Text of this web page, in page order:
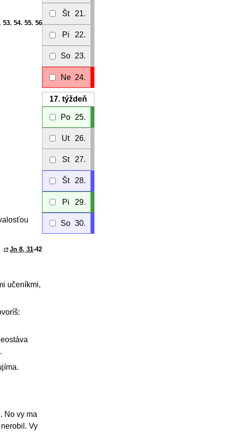
53. 54. 55. 56
Jn 8, 31-42
učeníkmi,
No vy ma
Vy
Št 21.
Pi 22.
So 23.
Ne 24.
17. týždeň
Po 25.
Ut 26.
St 27.
Št 28.
Pi 29.
So 30.